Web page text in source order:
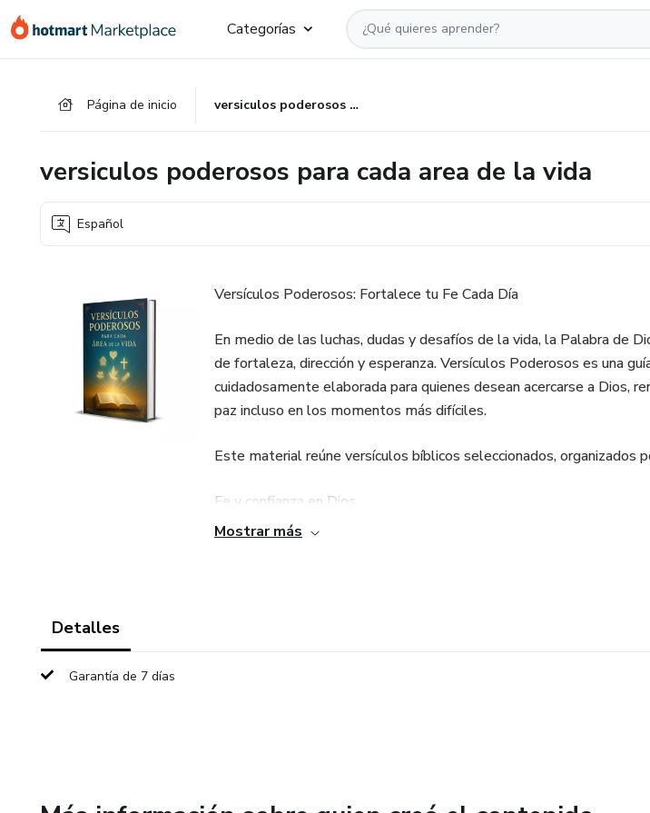
Categorías
Página de inicio versiculos poderosos para cada area de la vida
versiculos poderosos para cada area de la vida
Español
Versículos Poderosos: Fortalece tu Fe Cada Día
En medio de las luchas, dudas y desafíos de la vida, la Palabra de
de fortaleza, dirección y esperanza. Versículos Poderosos es una
cuidadosamente elaborada para quienes desean acercarse a Dios,
paz incluso en los momentos más difíciles.
Este material reúne versículos bíblicos seleccionados, organizados
Fe y confianza en Dios
Mostrar más
Detalles
Garantía de 7 días